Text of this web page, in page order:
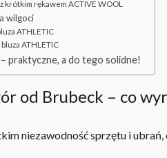
krótkim rękawem ACTIVE WOOL
wilgoci
ATHLETIC
ATHLETIC
praktyczne, a do tego solidne!
od Brubeck – co
niezawodność sprzętu i